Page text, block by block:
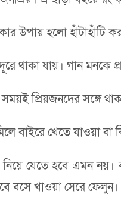
উপায় হলো হাঁটাহাঁটি
দূরে থাকা যায়। গান
প্রিয়জনদের সঙ্গে
বাইরে খেতে
যেতে হবে এমন নয়।
বসে খাওয়া সেরে ফেলুন।